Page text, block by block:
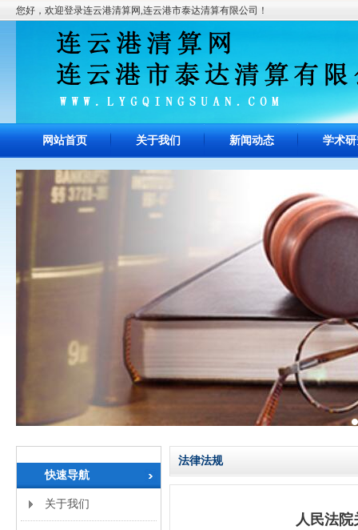
您好，欢迎登录连云港清算网,连云港市泰达清算有限公司！
网站首页 关于我们 新闻动态 学术研
快速导航
关于我们
法律法规
人民法